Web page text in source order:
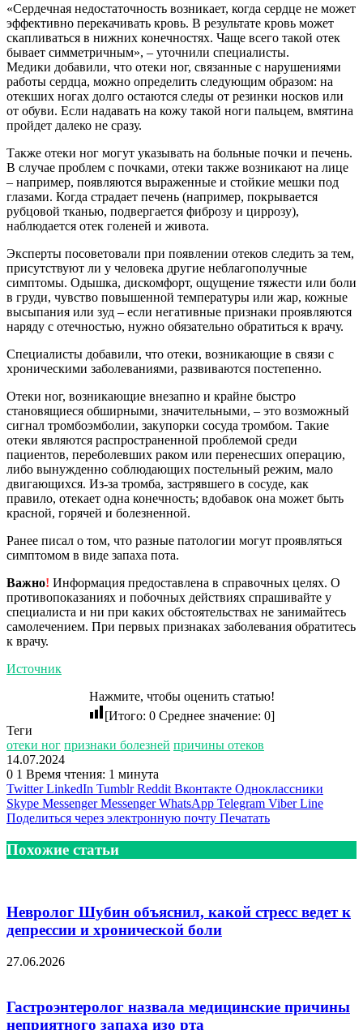
«Сердечная недостаточность возникает, когда сердце не может
эффективно перекачивать кровь. В результате кровь может
скапливаться в нижних конечностях. Чаще всего такой отек
бывает симметричным», – уточнили специалисты.
Медики добавили, что отеки ног, связанные с нарушениями
работы сердца, можно определить следующим образом: на
отекших ногах долго остаются следы от резинки носков или
от обуви. Если надавать на кожу такой ноги пальцем, вмятина
пройдет далеко не сразу.
Также отеки ног могут указывать на больные почки и печень.
В случае проблем с почками, отеки также возникают на лице
– например, появляются выраженные и стойкие мешки под
глазами. Когда страдает печень (например, покрывается
рубцовой тканью, подвергается фиброзу и циррозу),
наблюдается отек голеней и живота.
Эксперты посоветовали при появлении отеков следить за тем,
присутствуют ли у человека другие неблагополучные
симптомы. Одышка, дискомфорт, ощущение тяжести или боли
в груди, чувство повышенной температуры или жар, кожные
высыпания или зуд – если негативные признаки проявляются
наряду с отечностью, нужно обязательно обратиться к врачу.
Специалисты добавили, что отеки, возникающие в связи с
хроническими заболеваниями, развиваются постепенно.
Отеки ног, возникающие внезапно и крайне быстро
становящиеся обширными, значительными, – это возможный
сигнал тромбоэмболии, закупорки сосуда тромбом. Такие
отеки являются распространенной проблемой среди
пациентов, переболевших раком или перенесших операцию,
либо вынужденно соблюдающих постельный режим, мало
двигающихся. Из-за тромба, застрявшего в сосуде, как
правило, отекает одна конечность; вдобавок она может быть
красной, горячей и болезненной.
Ранее писал о том, что разные патологии могут проявляться
симптомом в виде запаха пота.
Важно! Информация предоставлена в справочных целях. О
противопоказаниях и побочных действиях спрашивайте у
специалиста и ни при каких обстоятельствах не занимайтесь
самолечением. При первых признаках заболевания обратитесь
к врачу.
Источник
Нажмите, чтобы оценить статью!
[Итого: 0 Среднее значение: 0]
Теги
отеки ног признаки болезней причины отеков
14.07.2024
0 1 Время чтения: 1 минута
Twitter LinkedIn Tumblr Reddit Вконтакте Одноклассники
Skype Messenger Messenger WhatsApp Telegram Viber Line
Поделиться через электронную почту Печатать
Похожие статьи
Невролог Шубин объяснил, какой стресс ведет к
депрессии и хронической боли
27.06.2026
Гастроэнтеролог назвала медицинские причины
неприятного запаха изо рта